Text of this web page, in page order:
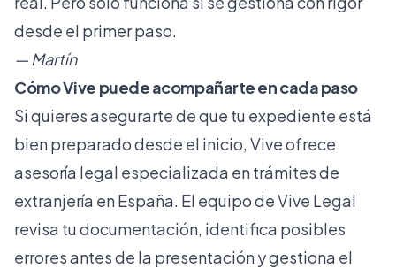
desde el primer paso.
— Martín
Cómo Vive puede acompañarte en cada paso
Si quieres asegurarte de que tu expediente está
bien preparado desde el inicio, Vive ofrece
asesoría legal especializada en trámites de
extranjería en España. El equipo deVive Legal
revisa tu documentación, identifica posibles
errores antes de la presentación y gestiona el